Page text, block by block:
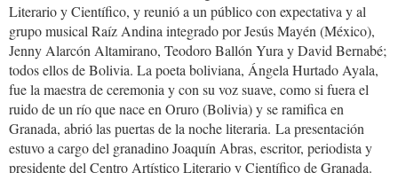
Literario y Científico, y reunió a un público con expectativa y al
grupo musical Raíz Andina integrado por Jesús Mayén (México),
Jenny Alarcón Altamirano, Teodoro Ballón Yura y David Bernabé;
todos ellos de Bolivia. La poeta boliviana, Ángela Hurtado Ayala,
fue la maestra de ceremonia y con su voz suave, como si fuera el
ruido de un río que nace en Oruro (Bolivia) y se ramifica en
Granada, abrió las puertas de la noche literaria. La presentación
estuvo a cargo del granadino Joaquín Abras, escritor, periodista y
presidente del Centro Artístico Literario y Científico de Granada.